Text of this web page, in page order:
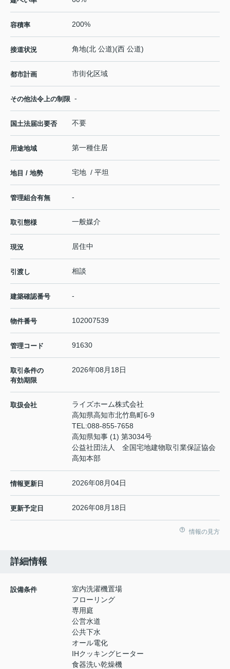
容積率 200%
接道状況 角地(北 公道)(西 公道)
都市計画 市街化区域
その他法令上の制限 -
国土法届出要否 不要
用途地域 第一種住居
地目 / 地勢 宅地 / 平坦
管理組合有無 -
取引態様 一般媒介
現況 居住中
引渡し 相談
建築確認番号 -
物件番号 102007539
管理コード 91630
取引条件の
有効期限
2026年08月18日
取扱会社
ライズホーム株式会社
高知県高知市北竹島町6-9
TEL:088-855-7658
高知県知事 (1) 第3034号
公益社団法人 全国宅地建物取引業保証協会
高知本部
情報更新日 2026年08月04日
更新予定日 2026年08月18日
情報の見方
詳細情報
設備条件
室内洗濯機置場
フローリング
専用庭
公営水道
公共下水
オール電化
IHクッキングヒーター
食器洗い乾燥機